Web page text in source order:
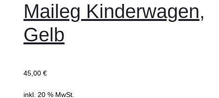
Maileg Kinderwagen,
Gelb
45,00 €
inkl. 20 % MwSt.